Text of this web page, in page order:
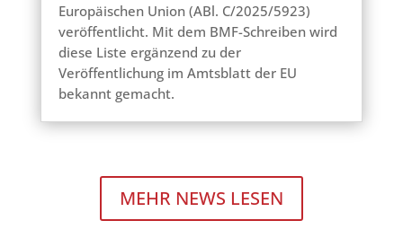
Europäischen Union (ABl. C/2025/5923)
veröffentlicht. Mit dem BMF-Schreiben wird
diese Liste ergänzend zu der
Veröffentlichung im Amtsblatt der EU
bekannt gemacht.
MEHR NEWS LESEN